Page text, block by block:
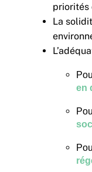
priorités
La
en